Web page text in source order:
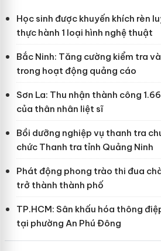
Học sinh được khuyến khích rèn
thực hành 1 loại hình nghệ thuật
Bắc Ninh: Tăng cường kiểm tra
trong hoạt động quảng cáo
Sơn La: Thu nhận thành công
của thân nhân liệt sĩ
Bồi dưỡng nghiệp vụ thanh tra
chức Thanh tra tỉnh Quảng Ninh
Phát động phong trào thi đua
trở thành thành phố
TP.HCM: Sân khấu hóa thông
tại phường An Phú Đông